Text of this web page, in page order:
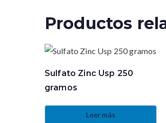
Productos
Sulfato Zinc Usp 250
gramos
Leer más